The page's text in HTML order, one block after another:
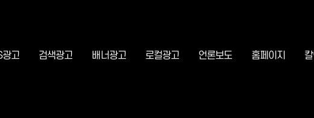
광고 검색광고 배너광고 로컬광고 언론보도 홈페이지